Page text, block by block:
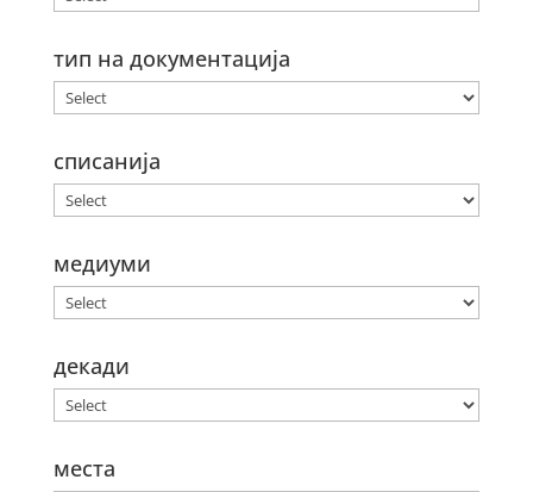
тип на документација
списанија
медиуми
декади
места